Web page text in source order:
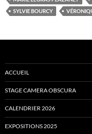
SYLVIE BOURCY
ACCUEIL
STAGE CAMERA OBSCURA
CALENDRIER 2026
EXPOSITIONS 2025